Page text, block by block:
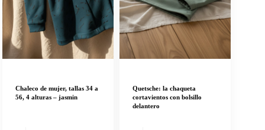
Chaleco de mujer, tallas 34 a
56, 4 alturas – jasmin
Quetsche: la chaqueta
cortavientos con bolsillo
delantero